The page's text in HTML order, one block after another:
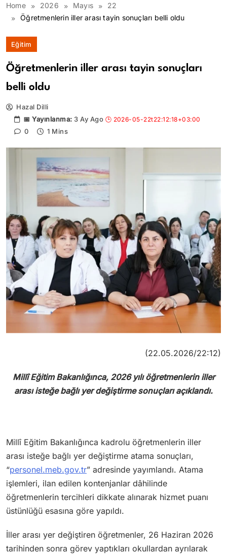
Home 2026 Mayıs
22
Öğretmenlerin iller arası tayin sonuçları belli oldu
Eğitim
Öğretmenlerin iller arası tayin sonuçları
belli oldu
Hazal Dilli
3 Ay Ago
0
1 Mins
(22.05.2026/22:12)
Millî Eğitim Bakanlığınca, 2026 yılı öğretmenlerin iller
arası isteğe bağlı yer değiştirme sonuçları açıklandı.
Millî Eğitim Bakanlığınca kadrolu öğretmenlerin iller
arası isteğe bağlı yer değiştirme atama sonuçları,
“personel.meb.gov.tr” adresinde yayımlandı. Atama
işlemleri, ilan edilen kontenjanlar dâhilinde
öğretmenlerin tercihleri dikkate alınarak hizmet puanı
üstünlüğü esasına göre yapıldı.
İller arası yer değiştiren öğretmenler, 26 Haziran 2026
tarihinden sonra görev yaptıkları okullardan ayrılarak